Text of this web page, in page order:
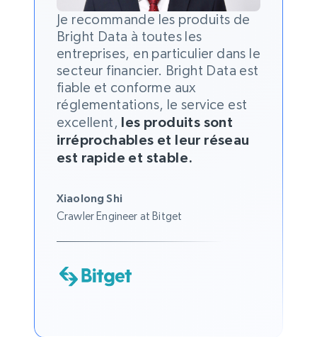
Je recommande les produits de
Bright Data à toutes les
entreprises, en particulier dans le
secteur financier. Bright Data est
fiable et conforme aux
réglementations, le service est
excellent, les produits sont
irréprochables et leur réseau
est rapide et stable.
Xiaolong Shi
Crawler Engineer at Bitget